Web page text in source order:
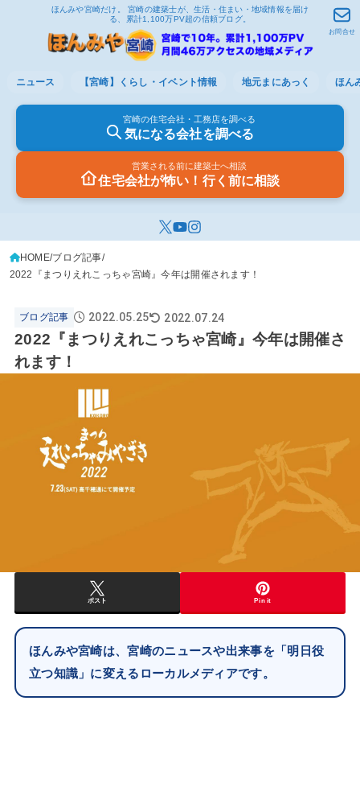
ほんみや宮崎だけ。 宮崎の建築士が、生活・住まい・地域情報を届け
る、累計1,100万PV超の信頼ブログ。
ニュース 【宮崎】くらし・イベント情報 地元まにあっく ほん
宮崎の住宅会社・工務店を調べる
気になる会社を調べる
営業される前に建築士へ相談
住宅会社が怖い！行く前に相談
お問合せ
HOME ブログ記事
2022『まつりえれこっちゃ宮崎』今年は開催されます！
ブログ記事 2022.05.25 2022.07.24
2022『まつりえれこっちゃ宮崎』今年は開催さ
れます！
ポスト Pin it
ほんみや宮崎は、宮崎のニュースや出来事を「明日役
立つ知識」に変えるローカルメディアです。